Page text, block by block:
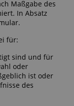
Maßgabe des
In Absatz
für:
sind und für
oder
ist oder
des